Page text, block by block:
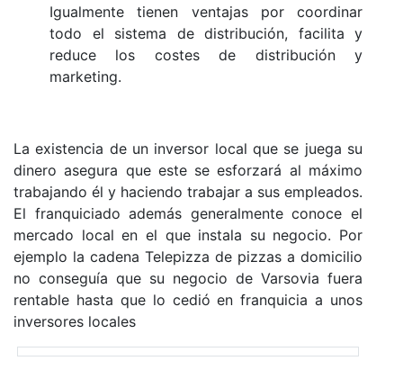
Igualmente tienen ventajas por coordinar
todo el sistema de distribución, facilita y
reduce los costes de distribución y
marketing.
La existencia de un inversor local que se juega su
dinero asegura que este se esforzará al máximo
trabajando él y haciendo trabajar a sus empleados.
El franquiciado además generalmente conoce el
mercado local en el que instala su negocio. Por
ejemplo la cadena Telepizza de pizzas a domicilio
no conseguía que su negocio de Varsovia fuera
rentable hasta que lo cedió en franquicia a unos
inversores locales